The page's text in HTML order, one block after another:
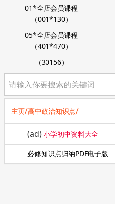
01*全店会员课程
（001*130）
05*全店会员课程
（401*470）
（30156）
主页/高中政治知识点/
(ad)小学初中资料大全
必修知识点归纳PDF电子版